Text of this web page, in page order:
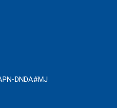
DNDA#MJ